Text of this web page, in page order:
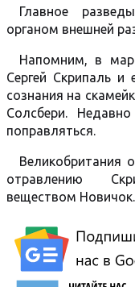
Главное
органом внешней
Напомним, в
Сергей Скрипаль
сознания на
Солсбери.
поправляться.
Великобритания
отравлению
веществом